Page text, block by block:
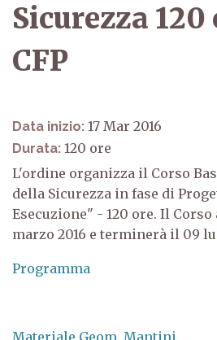
Sicurezza 120
CFP
Data inizio: 17 Mar 2016
Durata: 120
L'ordine organizza il Corso
della Sicurezza in fase di
Esecuzione" - 120 ore. Il
marzo 2016 e terminerà il 09
Programma